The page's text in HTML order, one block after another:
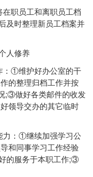
职员工和离职员工档
及时整理新员工档案并
人修养
①维护好办公室的干
的整理归档工作并按
;③做好各类邮件的收发
领导交办的其它临时
：①继续加强学习公
和同事学习工作经验
的服务于本职工作;③